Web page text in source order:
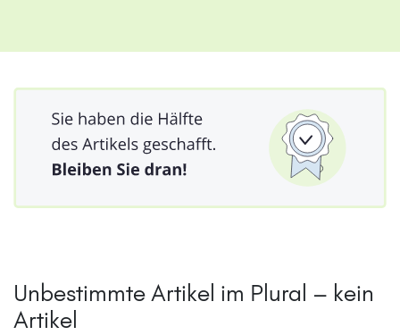
Unbestimmte Artikel im Plural – kein
Artikel